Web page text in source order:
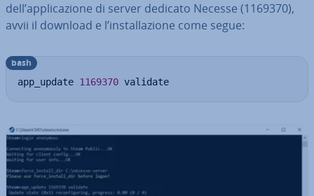
dell’ap­pli­ca­zio­ne di server dedicato Necesse (1169370),
avvii il download e l’in­stal­la­zio­ne come segue:
app_update 1169370 validate
bash